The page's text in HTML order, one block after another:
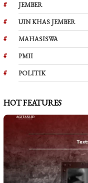
JEMBER
UIN KHAS JEMBER
MAHASISWA
PMII
POLITIK
HOT FEATURES